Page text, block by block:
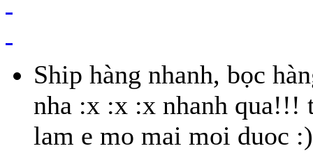
Ship hàng nhanh, bọc
nha :x :x :x nhanh qua!!!
lam e mo mai moi duoc